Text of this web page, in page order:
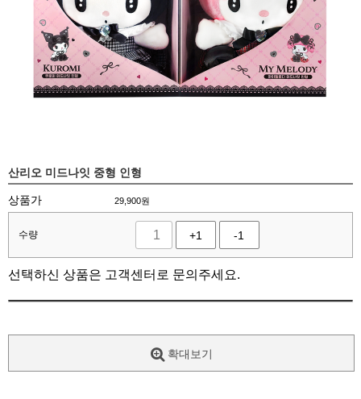
산리오 미드나잇 중형 인형
상품가 29,900원
수량 +1 -1
선택하신 상품은 고객센터로 문의주세요.
확대보기